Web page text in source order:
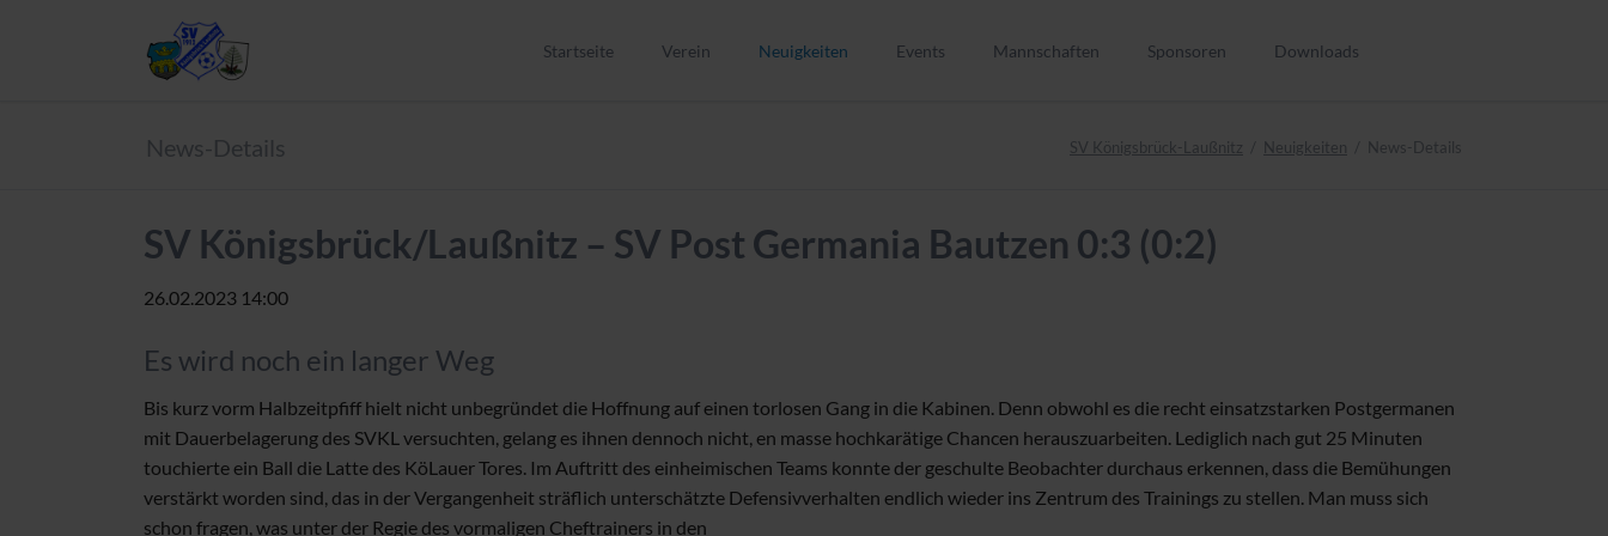
Startseite Verein
Mitglied werden
Vereins-Shop
Neuigkeiten Events Mannschaften
A-Junioren
E1-Junioren
E2-Junioren
Sponsoren Downloads
News-Details SV Königsbrück-Laußnitz Neuigkeiten News-Details
SV Königsbrück/Laußnitz – SV Post Germania Bautzen 0:3 (0:2)
26.02.2023 14:00
Es wird noch ein langer Weg
Bis kurz vorm Halbzeitpfiff hielt nicht unbegründet die Hoffnung auf einen torlosen Gang in die Kabinen. Denn obwohl es die recht einsatzstarken Postgermanen
mit Dauerbelagerung des SVKL versuchten, gelang es ihnen dennoch nicht, en masse hochkarätige Chancen herauszuarbeiten. Lediglich nach gut 25 Minuten
touchierte ein Ball die Latte des KöLauer Tores. Im Auftritt des einheimischen Teams konnte der geschulte Beobachter durchaus erkennen, dass die Bemühungen
verstärkt worden sind, das in der Vergangenheit sträflich unterschätzte Defensivverhalten endlich wieder ins Zentrum des Trainings zu stellen. Man muss sich
schon fragen, was unter der Regie des vormaligen Cheftrainers in den